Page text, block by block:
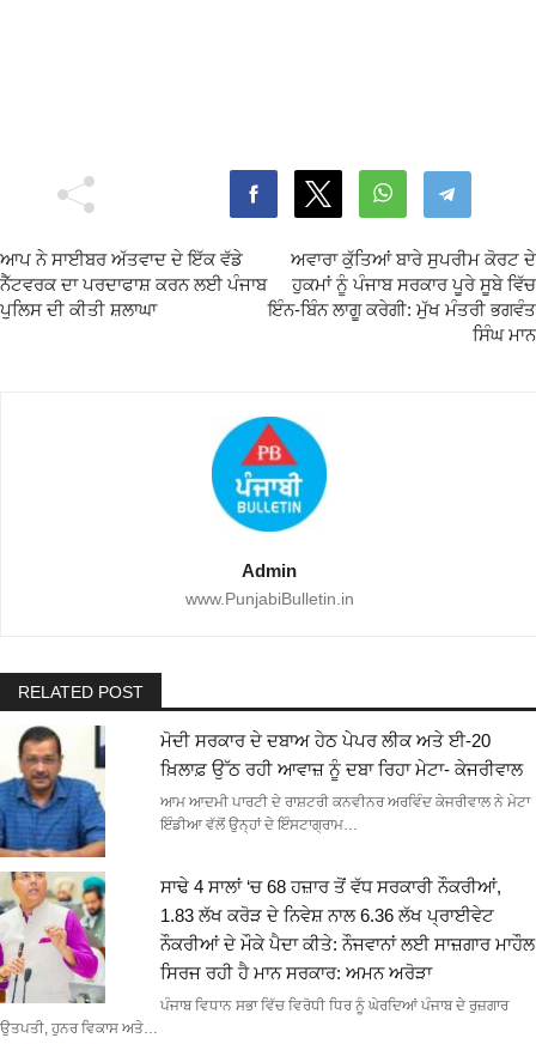
ਆਪ ਨੇ ਸਾਈਬਰ ਅੱਤਵਾਦ ਦੇ ਇੱਕ ਵੱਡੇ
ਨੈੱਟਵਰਕ ਦਾ ਪਰਦਾਫਾਸ਼ ਕਰਨ ਲਈ ਪੰਜਾਬ
ਪੁਲਿਸ ਦੀ ਕੀਤੀ ਸ਼ਲਾਘਾ
ਅਵਾਰਾ ਕੁੱਤਿਆਂ ਬਾਰੇ ਸੁਪਰੀਮ ਕੋਰਟ ਦੇ
ਹੁਕਮਾਂ ਨੂੰ ਪੰਜਾਬ ਸਰਕਾਰ ਪੂਰੇ ਸੂਬੇ ਵਿੱਚ
ਇੰਨ-ਬਿੰਨ ਲਾਗੂ ਕਰੇਗੀ: ਮੁੱਖ ਮੰਤਰੀ ਭਗਵੰਤ
ਸਿੰਘ ਮਾਨ
Admin
www.PunjabiBulletin.in
RELATED POST
ਮੋਦੀ ਸਰਕਾਰ ਦੇ ਦਬਾਅ ਹੇਠ ਪੇਪਰ ਲੀਕ ਅਤੇ ਈ-20
ਖ਼ਿਲਾਫ਼ ਉੱਠ ਰਹੀ ਆਵਾਜ਼ ਨੂੰ ਦਬਾ ਰਿਹਾ ਮੇਟਾ- ਕੇਜਰੀਵਾਲ
ਆਮ ਆਦਮੀ ਪਾਰਟੀ ਦੇ ਰਾਸ਼ਟਰੀ ਕਨਵੀਨਰ ਅਰਵਿੰਦ ਕੇਜਰੀਵਾਲ ਨੇ ਮੇਟਾ
ਇੰਡੀਆ ਵੱਲੋਂ ਉਨ੍ਹਾਂ ਦੇ ਇੰਸਟਾਗ੍ਰਾਮ…
ਸਾਢੇ 4 ਸਾਲਾਂ ‘ਚ 68 ਹਜ਼ਾਰ ਤੋਂ ਵੱਧ ਸਰਕਾਰੀ ਨੌਕਰੀਆਂ,
1.83 ਲੱਖ ਕਰੋੜ ਦੇ ਨਿਵੇਸ਼ ਨਾਲ 6.36 ਲੱਖ ਪ੍ਰਾਈਵੇਟ
ਨੌਕਰੀਆਂ ਦੇ ਮੌਕੇ ਪੈਦਾ ਕੀਤੇ: ਨੌਜਵਾਨਾਂ ਲਈ ਸਾਜ਼ਗਾਰ ਮਾਹੌਲ
ਸਿਰਜ ਰਹੀ ਹੈ ਮਾਨ ਸਰਕਾਰ: ਅਮਨ ਅਰੋੜਾ
ਪੰਜਾਬ ਵਿਧਾਨ ਸਭਾ ਵਿੱਚ ਵਿਰੋਧੀ ਧਿਰ ਨੂੰ ਘੇਰਦਿਆਂ ਪੰਜਾਬ ਦੇ ਰੁਜ਼ਗਾਰ
ਉਤਪਤੀ, ਹੁਨਰ ਵਿਕਾਸ ਅਤੇ…